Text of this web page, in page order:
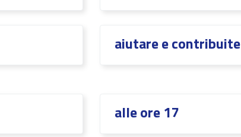
aiutare e contribuite
alle ore 17